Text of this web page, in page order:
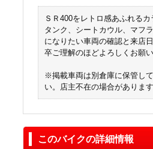
ＳＲ400をレトロ感あふれる
タンク、シートカウル、マフ
になりたい車両の確認と来店
卒ご理解のほどよろしくお願い
※掲載車両は別倉庫に保管し
い。店主不在の場合がありま
このバイクの詳細情報